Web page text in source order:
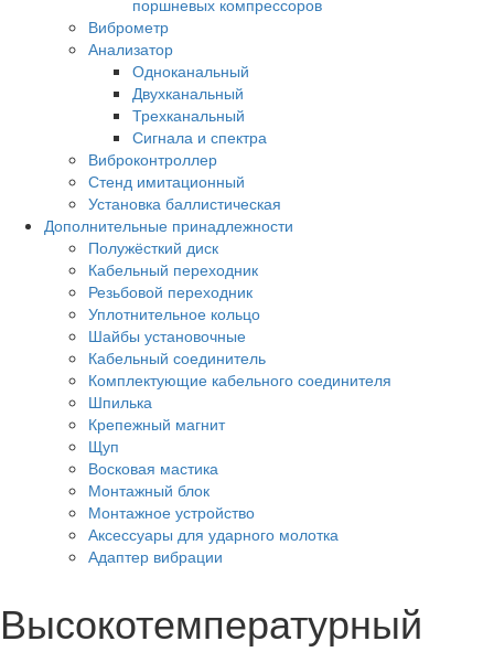
Виброметр
Анализатор
Одноканальный
Двухканальный
Трехканальный
Сигнала и спектра
Виброконтроллер
Стенд имитационный
Установка баллистическая
Дополнительные принадлежности
Полужёсткий диск
Кабельный переходник
Резьбовой переходник
Уплотнительное кольцо
Шайбы установочные
Кабельный соединитель
Комплектующие кабельного соединителя
Шпилька
Крепежный магнит
Щуп
Восковая мастика
Монтажный блок
Монтажное устройство
Аксессуары для ударного молотка
Адаптер вибрации
Высокотемпературный